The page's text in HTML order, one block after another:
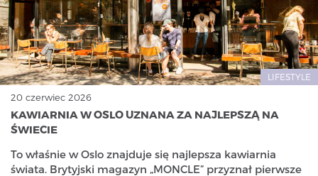
LIFESTYLE
20 czerwiec 2026
KAWIARNIA W OSLO UZNANA ZA NAJLEPSZĄ NA
ŚWIECIE
To właśnie w Oslo znajduje się najlepsza kawiarnia
świata. Brytyjski magazyn „MONCLE” przyznał pierwsze